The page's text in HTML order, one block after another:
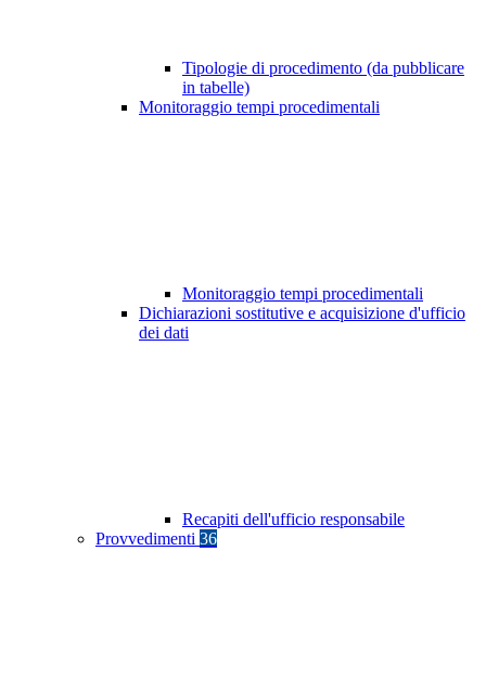
Tipologie di procedimento (da pubblicare
in tabelle)
Monitoraggio tempi procedimentali
Monitoraggio tempi procedimentali
Dichiarazioni sostitutive e acquisizione d'ufficio
dei dati
Recapiti dell'ufficio responsabile
Provvedimenti 36